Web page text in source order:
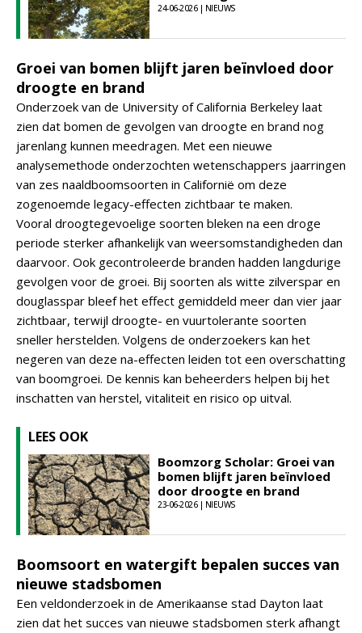
24-06-2026 | NIEUWS
Groei van bomen blijft jaren beïnvloed door
droogte en brand
Onderzoek van de University of California Berkeley laat
zien dat bomen de gevolgen van droogte en brand nog
jarenlang kunnen meedragen. Met een nieuwe
analysemethode onderzochten wetenschappers jaarringen
van zes naaldboomsoorten in Californië om deze
zogenoemde legacy-effecten zichtbaar te maken.
Vooral droogtegevoelige soorten bleken na een droge
periode sterker afhankelijk van weersomstandigheden dan
daarvoor. Ook gecontroleerde branden hadden langdurige
gevolgen voor de groei. Bij soorten als witte zilverspar en
douglasspar bleef het effect gemiddeld meer dan vier jaar
zichtbaar, terwijl droogte- en vuurtolerante soorten
sneller herstelden. Volgens de onderzoekers kan het
negeren van deze na-effecten leiden tot een overschatting
van boomgroei. De kennis kan beheerders helpen bij het
inschatten van herstel, vitaliteit en risico op uitval.
LEES OOK
Boomzorg Scholar: Groei van
bomen blijft jaren beïnvloed
door droogte en brand
23-06-2026 | NIEUWS
Boomsoort en watergift bepalen succes van
nieuwe stadsbomen
Een veldonderzoek in de Amerikaanse stad Dayton laat
zien dat het succes van nieuwe stadsbomen sterk afhangt